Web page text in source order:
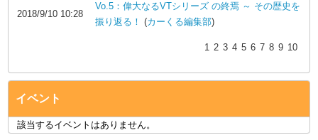
2018/9/10 10:28
Vo.5：偉大なるVTシリーズ の終焉 ～ その歴史を
振り返る！ (カーくる編集部)
1 2 3 4 5 6 7 8 9 10
イベント
該当するイベントはありません。